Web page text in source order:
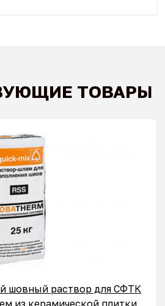
ТОВАРЫ
шовный раствор для СФТК